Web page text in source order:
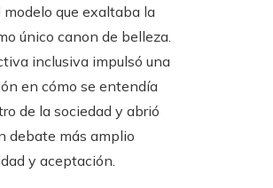
que exaltaba la
único canon de belleza.
inclusiva impulsó una
en cómo se entendía
de la sociedad y abrió
debate más amplio
y aceptación.